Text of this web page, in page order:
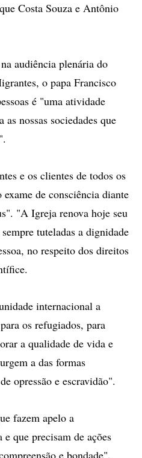
Costa Souza e Antônio
audiência plenária do
o papa Francisco
é "uma atividade
nossas sociedades que
e os clientes de todos os
de consciência diante
"A Igreja renova hoje seu
tuteladas a dignidade
no respeito dos direitos
internacional a
os refugiados, para
a qualidade de vida e
a das formas
opressão e escravidão".
fazem apelo a
que precisam de ações
e bondade",